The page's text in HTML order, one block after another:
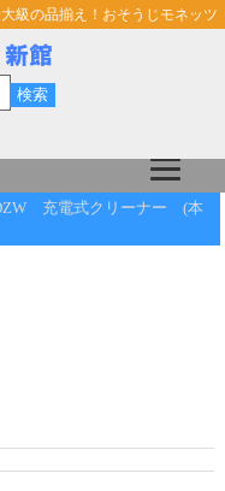
級の品揃え！おそうじモネッツ
充電式クリーナー (本